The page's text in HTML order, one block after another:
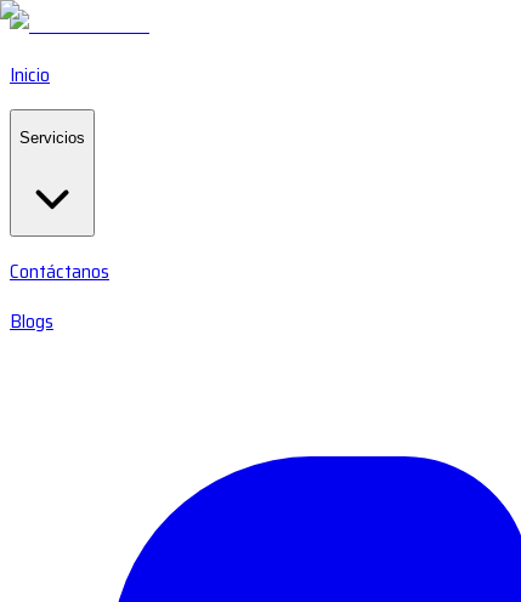
Inicio
Servicios
Contáctanos
Blogs